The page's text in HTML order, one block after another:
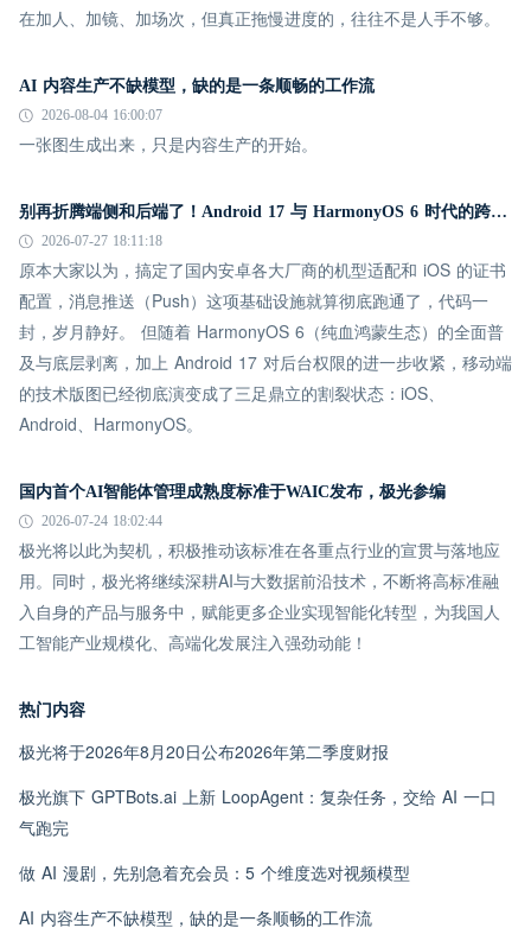
在加人、加镜、加场次，但真正拖慢进度的，往往不是人手不够。
AI 内容生产不缺模型，缺的是一条顺畅的工作流
2026-08-04 16:00:07
一张图生成出来，只是内容生产的开始。
别再折腾端侧和后端了！Android 17 与 HarmonyOS 6 时代的跨平台推送指南
2026-07-27 18:11:18
原本大家以为，搞定了国内安卓各大厂商的机型适配和 iOS 的证书
配置，消息推送（Push）这项基础设施就算彻底跑通了，代码一
封，岁月静好。 但随着 HarmonyOS 6（纯血鸿蒙生态）的全面普
及与底层剥离，加上 Android 17 对后台权限的进一步收紧，移动端
的技术版图已经彻底演变成了三足鼎立的割裂状态：iOS、
Android、HarmonyOS。
国内首个AI智能体管理成熟度标准于WAIC发布，极光参编
2026-07-24 18:02:44
极光将以此为契机，积极推动该标准在各重点行业的宣贯与落地应
用。同时，极光将继续深耕AI与大数据前沿技术，不断将高标准融
入自身的产品与服务中，赋能更多企业实现智能化转型，为我国人
工智能产业规模化、高端化发展注入强劲动能！
热门内容
极光将于2026年8月20日公布2026年第二季度财报
极光旗下 GPTBots.ai 上新 LoopAgent：复杂任务，交给 AI 一口
气跑完
做 AI 漫剧，先别急着充会员：5 个维度选对视频模型
AI 内容生产不缺模型，缺的是一条顺畅的工作流